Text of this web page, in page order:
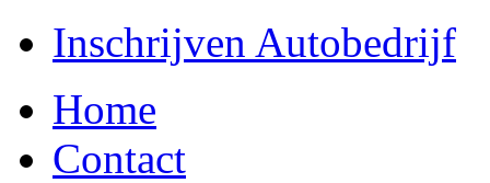
Inschrijven Autobedrijf
Home
Contact